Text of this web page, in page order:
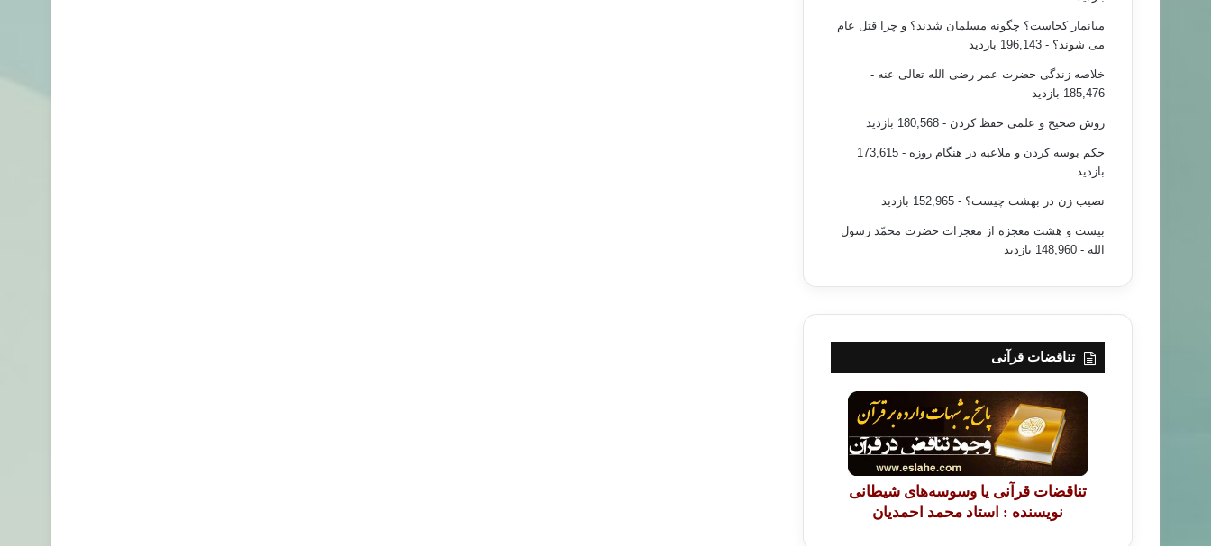
میانمار کجاست؟ چگونه مسلمان شدند؟ و چرا قتل عام
می شوند؟ - 196,143 بازدید
خلاصه زندگی حضرت عمر رضی الله تعالی عنه -
185,476 بازدید
روش صحیح و علمی حفظ کردن - 180,568 بازدید
حکم بوسه کردن و ملاعبه در هنگام روزه
- 173,615
بازدید
نصیب زن در بهشت چیست؟ - 152,965 بازدید
بیست و هشت معجزه از معجزات حضرت محمّد رسول
الله - 148,960 بازدید
تناقضات قرآنی
تناقضات قرآنی یا وسوسه‌های شیطانی
نویسنده : استاد محمد احمدیان